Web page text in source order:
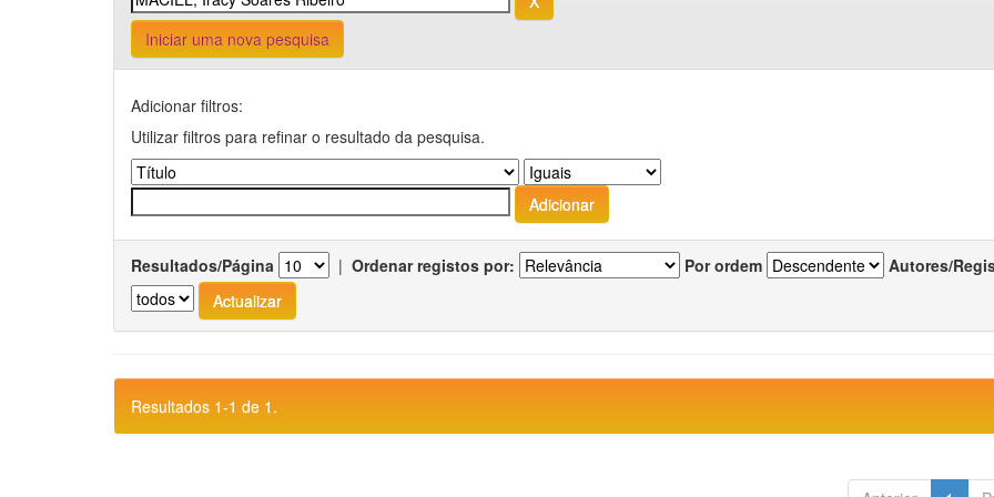
Iniciar uma nova pesquisa
Adicionar filtros:
Utilizar filtros para refinar o resultado da pesquisa.
Resultados/Página | Ordenar registos por: Por ordem Autores/
Resultados 1-1 de 1.